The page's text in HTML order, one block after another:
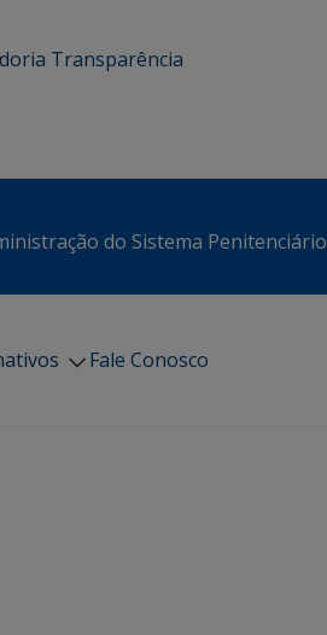
Transparência
do Sistema Penitenciário
Fale Conosco